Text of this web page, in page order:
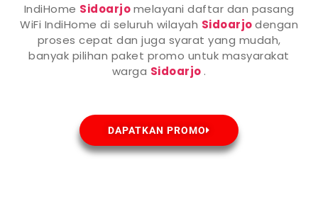
IndiHome Sidoarjomelayani daftar dan pasang
WiFi IndiHome di seluruh wilayah Sidoarjodengan
proses cepat dan juga syarat yang mudah,
banyak pilihan paket promo untuk masyarakat
warga Sidoarjo .
DAPATKAN PROMO